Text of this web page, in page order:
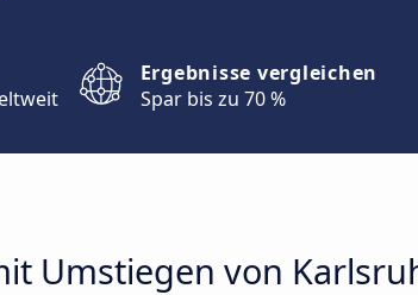
Ergebnisse vergleichen
Spar bis zu 70 %
Umstiegen von